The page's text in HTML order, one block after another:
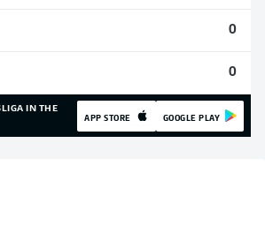
0
0
IN THE
APP STORE GOOGLE PLAY